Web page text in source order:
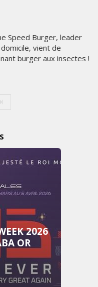
Speed Burger, leader
vient de
burger aux insectes !
2026
OR